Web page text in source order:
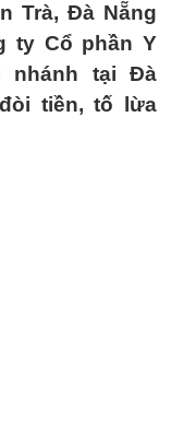
Trà, Đà Nẵng
ty Cổ phần Y
nhánh tại Đà
tiền, tố lừa